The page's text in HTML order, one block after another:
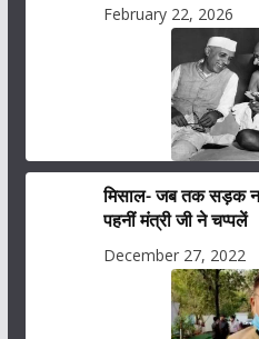
February 22, 2026
मिसाल- जब तक सड़क
पहनीं मंत्री जी ने चप्पलें
December 27, 2022